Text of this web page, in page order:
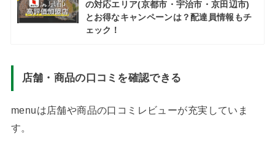
の対応エリア(京都市・宇治市・京田辺市)
とお得なキャンペーンは？配達員情報もチ
ェック！
店舗・商品の口コミを確認できる
menuは店舗や商品の口コミレビューが充実していま
す。